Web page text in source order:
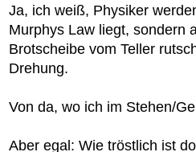
Ja, ich weiß, Physiker
Murphys Law liegt, sondern
Brotscheibe vom Teller
Drehung.
Von da, wo ich im Stehen/
Aber egal: Wie tröstlich ist